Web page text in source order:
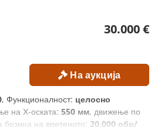
30.000 €
На аукција
, Функционалност: целосно
на Х-оската: 550 мм, движење по
на вретеното: 20.000 обр/